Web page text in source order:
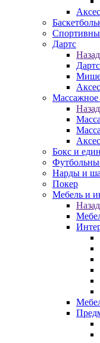
Дартс
Назад
Дартс
Массажное
Назад
Бокс и
Нарды и
Покер
Мебель и
Назад